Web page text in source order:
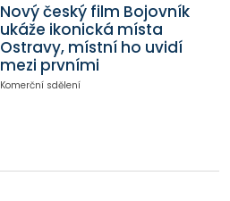
Nový český film Bojovník
ukáže ikonická místa
Ostravy, místní ho uvidí
mezi prvními
Komerční sdělení